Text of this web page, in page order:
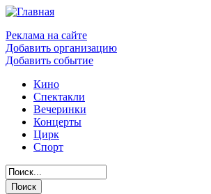
Реклама на сайте
Добавить организацию
Добавить событие
Кино
Спектакли
Вечеринки
Концерты
Цирк
Спорт